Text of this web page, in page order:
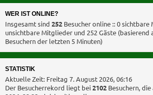
WER IST ONLINE?
Insgesamt sind 252 Besucher online :: 0 sichtbare
unsichtbare Mitglieder und 252 Gäste (basierend
Besuchern der letzten 5 Minuten)
STATISTIK
Aktuelle Zeit: Freitag 7. August 2026, 06:16
Der Besucherrekord liegt bei2102 Besuchern,